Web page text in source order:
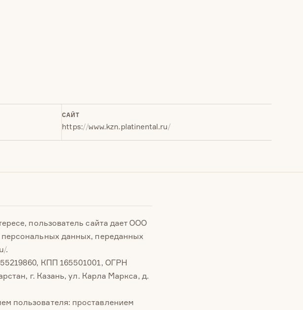
САЙТ
https://www.kzn.platinental.ru/
пользователь сайта дает ООО
персональных данных, переданных
.
КПП 165501001, ОГРН
г. Казань, ул. Карла Маркса, д.
пользователя: проставлением